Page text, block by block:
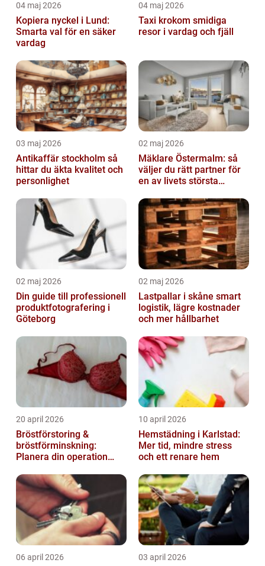
04 maj 2026
Kopiera nyckel i Lund:
Smarta val för en säker
vardag
04 maj 2026
Taxi krokom smidiga
resor i vardag och fjäll
03 maj 2026
Antikaffär stockholm så
hittar du äkta kvalitet och
personlighet
02 maj 2026
Mäklare Östermalm: så
väljer du rätt partner för
en av livets största
02 maj 2026
Din guide till professionell
produktfotografering i
Göteborg
02 maj 2026
Lastpallar i skåne smart
logistik, lägre kostnader
och mer hållbarhet
20 april 2026
Bröstförstoring &
bröstförminskning:
Planera din operation
10 april 2026
Hemstädning i Karlstad:
Mer tid, mindre stress
och ett renare hem
06 april 2026 03 april 2026